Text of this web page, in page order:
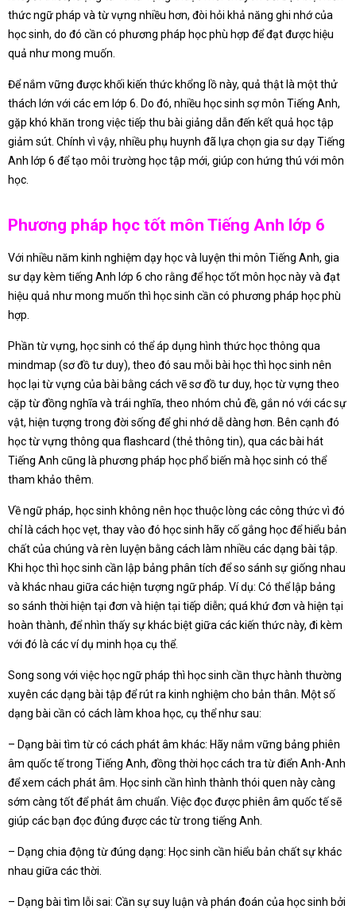
thức ngữ pháp và từ vựng nhiều hơn, đòi hỏi khả năng ghi nhớ của
học sinh, do đó cần có phương pháp học phù hợp để đạt được hiệu
quả như mong muốn.
Để nắm vững được khối kiến thức khổng lồ này, quả thật là một thử
thách lớn với các em lớp 6. Do đó, nhiều học sinh sợ môn Tiếng Anh,
gặp khó khăn trong việc tiếp thu bài giảng dẫn đến kết quả học tập
giảm sút. Chính vì vậy, nhiều phụ huynh đã lựa chọn gia sư dạy Tiếng
Anh lớp 6 để tạo môi trường học tập mới, giúp con hứng thú với môn
học.
Phương pháp học tốt môn Tiếng Anh lớp 6
Với nhiều năm kinh nghiệm dạy học và luyện thi môn Tiếng Anh, gia
sư dạy kèm tiếng Anh lớp 6 cho rằng để học tốt môn học này và đạt
hiệu quả như mong muốn thì học sinh cần có phương pháp học phù
hợp.
Phần từ vựng, học sinh có thể áp dụng hình thức học thông qua
mindmap (sơ đồ tư duy), theo đó sau mỗi bài học thì học sinh nên
học lại từ vựng của bài bằng cách vẽ sơ đồ tư duy, học từ vựng theo
cặp từ đồng nghĩa và trái nghĩa, theo nhóm chủ đề, gắn nó với các sự
vật, hiện tượng trong đời sống để ghi nhớ dễ dàng hơn. Bên cạnh đó
học từ vựng thông qua flashcard (thẻ thông tin), qua các bài hát
Tiếng Anh cũng là phương pháp học phổ biến mà học sinh có thể
tham khảo thêm.
Về ngữ pháp, học sinh không nên học thuộc lòng các công thức vì đó
chỉ là cách học vẹt, thay vào đó học sinh hãy cố gắng học để hiểu bản
chất của chúng và rèn luyện bằng cách làm nhiều các dạng bài tập.
Khi học thì học sinh cần lập bảng phân tích để so sánh sự giống nhau
và khác nhau giữa các hiện tượng ngữ pháp. Ví dụ: Có thể lập bảng
so sánh thời hiện tại đơn và hiện tại tiếp diễn; quá khứ đơn và hiện tại
hoàn thành, để nhìn thấy sự khác biệt giữa các kiến thức này, đi kèm
với đó là các ví dụ minh họa cụ thể.
Song song với việc học ngữ pháp thì học sinh cần thực hành thường
xuyên các dạng bài tập để rút ra kinh nghiệm cho bản thân. Một số
dạng bài cần có cách làm khoa học, cụ thể như sau:
– Dạng bài tìm từ có cách phát âm khác: Hãy nắm vững bảng phiên
âm quốc tế trong Tiếng Anh, đồng thời học cách tra từ điển Anh-Anh
để xem cách phát âm. Học sinh cần hình thành thói quen này càng
sớm càng tốt để phát âm chuẩn. Việc đọc được phiên âm quốc tế sẽ
giúp các bạn đọc đúng được các từ trong tiếng Anh.
– Dạng chia động từ đúng dạng: Học sinh cần hiểu bản chất sự khác
nhau giữa các thời.
– Dạng bài tìm lỗi sai: Cần sự suy luận và phán đoán của học sinh bởi